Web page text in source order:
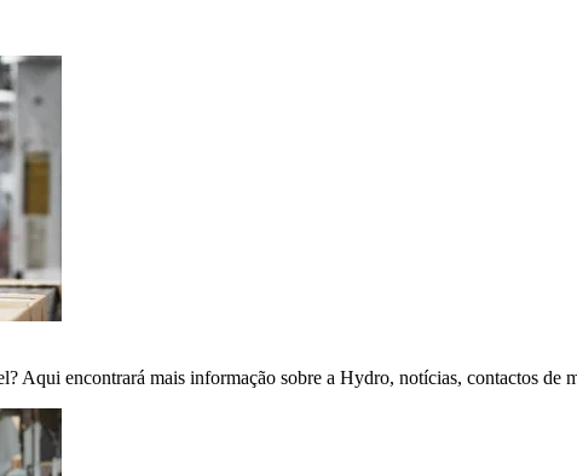
Aqui encontrará mais informação sobre a Hydro, notícias, contactos de